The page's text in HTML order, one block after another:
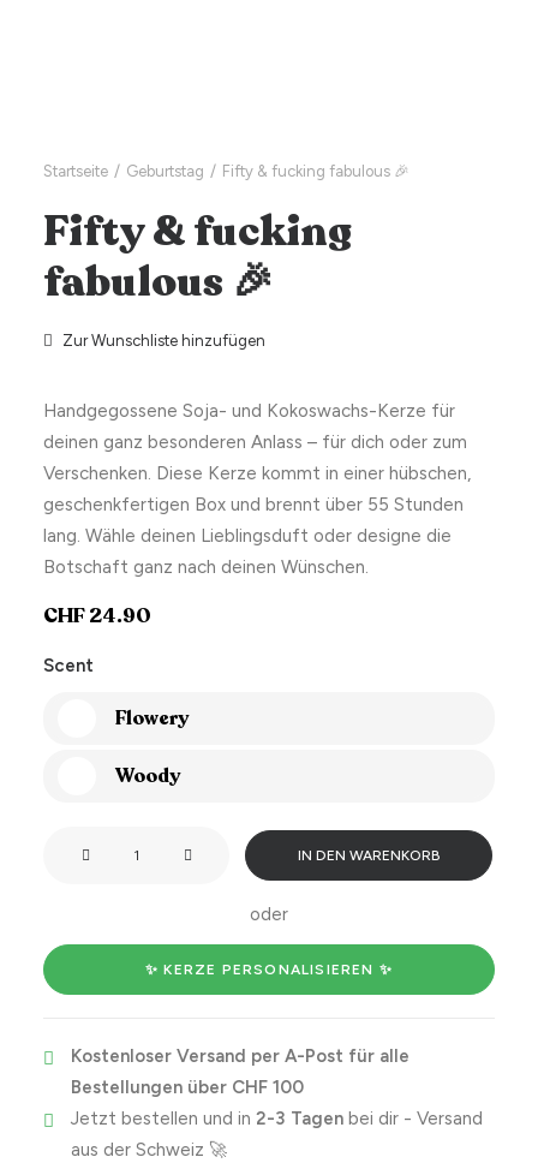
Startseite Geburtstag Fifty & fucking fabulous 🎉
Fifty & fucking
fabulous 🎉
Zur Wunschliste hinzufügen
Handgegossene Soja- und Kokoswachs-Kerze für
deinen ganz besonderen Anlass – für dich oder zum
Verschenken. Diese Kerze kommt in einer hübschen,
geschenkfertigen Box und brennt über 55 Stunden
lang. Wähle deinen Lieblingsduft oder designe die
Botschaft ganz nach deinen Wünschen.
CHF24.90
Scent
Flowery
Woody
🎉
Menge
IN DEN WARENKORB
oder
✨ KERZE PERSONALISIEREN ✨
Kostenloser Versand per A-Post für alle
Bestellungen über CHF 100
Jetzt bestellen und in 2-3 Tagenbei dir - Versand
aus der Schweiz 🚀